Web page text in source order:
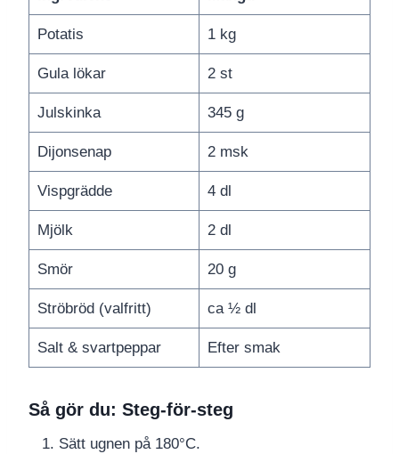
Potatis 1 kg
Gula lökar 2 st
Julskinka 345 g
Dijonsenap 2 msk
Vispgrädde 4 dl
Mjölk 2 dl
Smör 20 g
Ströbröd (valfritt) ca ½ dl
Salt & svartpeppar Efter smak
Så gör du: Steg-för-steg
Sätt ugnen på 180°C.